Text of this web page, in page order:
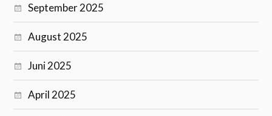
September 2025
August 2025
Juni 2025
April 2025